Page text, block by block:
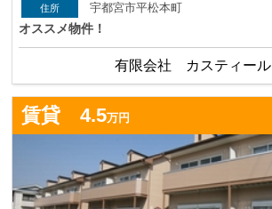
宇都宮市平松本町
オススメ物件！
有限会社 カスティール
賃貸 4.5万円